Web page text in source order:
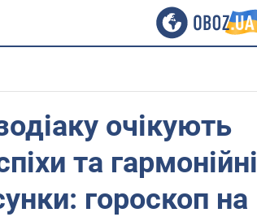
очікують
та гармонійні
гороскоп на